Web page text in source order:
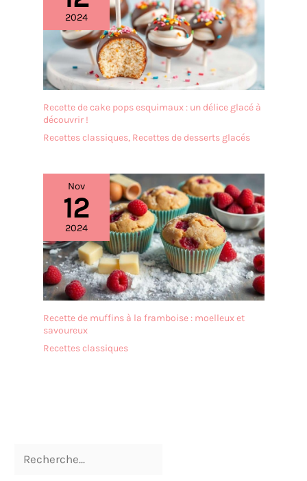
remplacement gratuit si
les plateaux arrivent
cassés
occasions. Le plateau de
service Wishdeco peut être
utilisé non seulement
comme apéritif, mais
aussi comme plateau de
service pour les steaks de
taille moyenne avec
accompagnements
d'assiettes est d'un blanc
rectangulaire
ergonomique et un rebord
étroit. Les rebords
empêchent les
déversements, gardent le
comptoir et la table
propres. Cadeau idéal pour
la fête des mères, la fête
des pères EMBALLAGE: Un
emballage bien conçu
protège la vaisselle en
2024
Recette de cake pops esquimaux : un délice glacé à
découvrir !
Recettes classiques, Recettes de desserts glacés
Nov
12
2024
Recette de muffins à la framboise : moelleux et
savoureux
Recettes classiques